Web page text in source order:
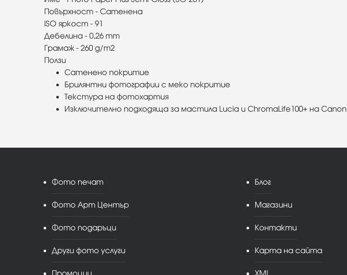
Повърхност - Сатенена
ISO яркост - 91
Дебелина - 0,26 mm
Грамаж - 260 g/m2
Ползи
Сатенено покритие
Брилянтни фотографии с меко покритие
Текстура на фотохартия
Изключително подходяща за мастила Lucia и ChromaLife100+ на Canon
Фото печат
Фото Арт Център
Фото подаръци
Други фото услуги
Промоции
Блог
Магазини
Контакти
Карта на сайта
XML